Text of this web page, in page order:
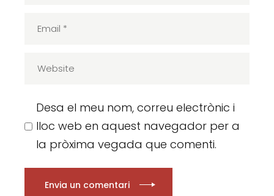
Desa el meu nom, correu electrònic i
lloc web en aquest navegador per a
la pròxima vegada que comenti.
Envia un comentari